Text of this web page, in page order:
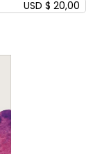
USD $ 20,00